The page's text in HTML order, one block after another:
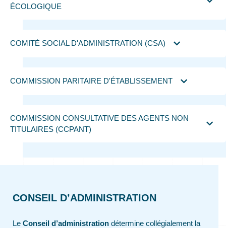
ÉCOLOGIQUE
COMITÉ SOCIAL D'ADMINISTRATION (CSA)
COMMISSION PARITAIRE D'ÉTABLISSEMENT
COMMISSION CONSULTATIVE DES AGENTS NON
TITULAIRES (CCPANT)
CONSEIL D’ADMINISTRATION
Le Conseil d’administration détermine collégialement la